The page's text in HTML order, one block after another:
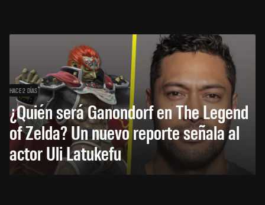
HACE 2 DÍAS
¿Quién será Ganondorf en The Legend
of Zelda? Un nuevo reporte señala al
actor Uli Latukefu